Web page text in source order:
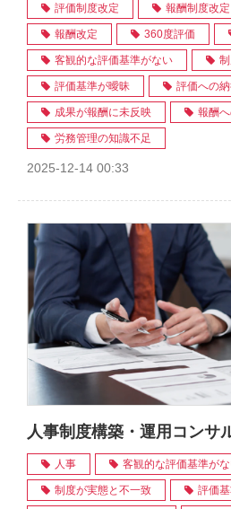
評価制度改定 報酬制度改定
報酬改定 360度評価
客観的な評価基準がない
評価基準が曖昧 評価への
成果が報酬に未反映 報酬
労務管理の知識不足
2025-12-14 00:33
人事制度構築・運用コンサ
人事 客観的な評価基準が
制度が実態と不一致 評価